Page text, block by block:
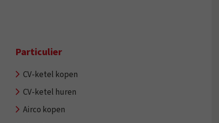
Particulier
CV-ketel kopen
CV-ketel huren
Airco kopen